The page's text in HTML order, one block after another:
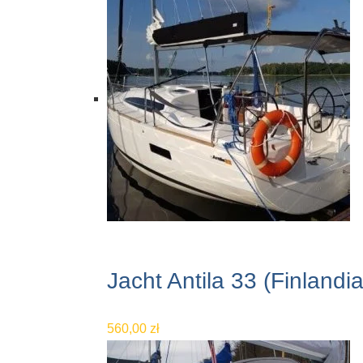
Jacht Antila 33
560,00 zł